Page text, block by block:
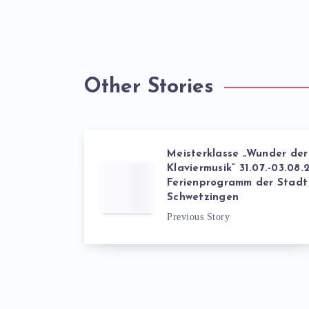
Other Stories
Meisterklasse „Wunder der
Klaviermusik“ 31.07.-
Ferienprogramm der Stadt
Schwetzingen
Previous Story